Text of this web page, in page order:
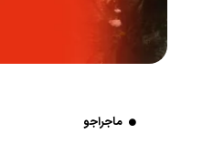
ماجراجو